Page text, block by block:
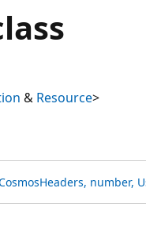
& Resource>
Headers, number,